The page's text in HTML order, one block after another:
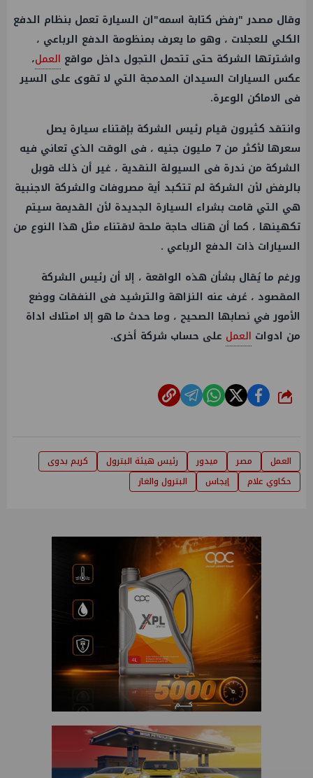
وقال مصدر "رفض كتابة اسمه"ان السيارة تعمل بنظام الدفع
الكلي للعجلات ، وهو ما يعرف بمنظومة الدفع الرباعي ،
واشترتها الشركة حتى تتحمل التجول داخل مواقع العمل،
عكس السيارات السيدان المدمجة التي لا تقوى على السير
فى الاماكن الوعرة.
وانتقد كثيرون قيام رئيس الشركة بإقتناء سيارة يصل
سعرها لأكثر من 7 مليون جنيه ، فى الوقت الذي تعاني فيه
الشركة من ندرة فى السيولة النقدية ، غير أن ذلك قوبل
بالرفض لأن الشركة لم تتكبد أية مصروفات والشركة الاجنبية
هي التي قامت بشراء السيارة الجديدة لأن القديمة سيتم
تكهينها ، كما أن هناك حاجة ملحة لاقتناء مثل هذا النوع من
السيارات ذات الدفع الرباعي .
ورغم ما يُقال بشأن هذه الواقعة ، إلا أن رئيس الشركة
المقصود ، عُرف عنه النزاهة والترشيد فى النفقات ووضع
الأمور في نصابها الصحيح ، وما حدث ما هو إلا امتلاك اداة
من ادوات العمل على حساب شركة أخرى.
شارك
العمل مصر ميدور رئيس هيئة البترول
كريم بدوى
حكاوي علام
إيجاس البترول والغاز